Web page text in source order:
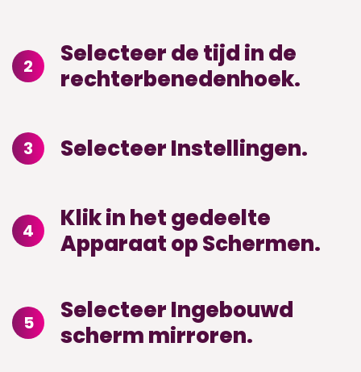
2
Selecteer de tijd in de
rechterbenedenhoek.
3 Selecteer Instellingen.
4
Klik in het gedeelte
Apparaat op Schermen.
5
Selecteer Ingebouwd
scherm mirroren.